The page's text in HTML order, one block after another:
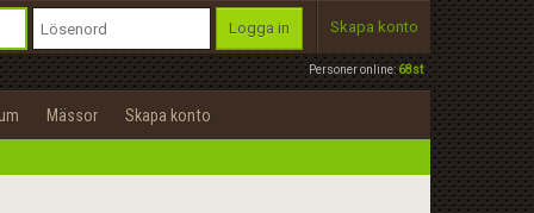
Personer online:68st
Logga in Skapa konto
Mässor Skapa konto